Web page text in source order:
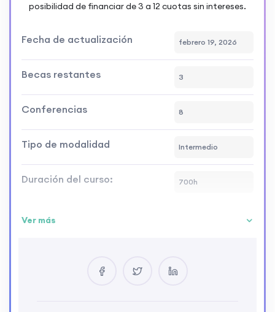
posibilidad de financiar de 3 a 12 cuotas sin intereses.
Fecha de actualización febrero 19, 2026
Becas restantes 3
Conferencias 8
Tipo de modalidad Intermedio
Duración del curso: 700h
Ver más